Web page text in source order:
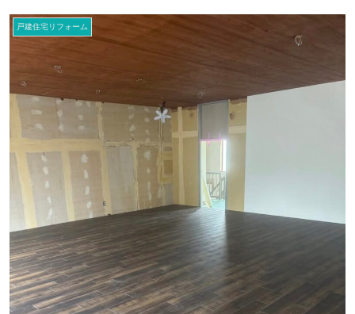
戸建住宅リフォーム